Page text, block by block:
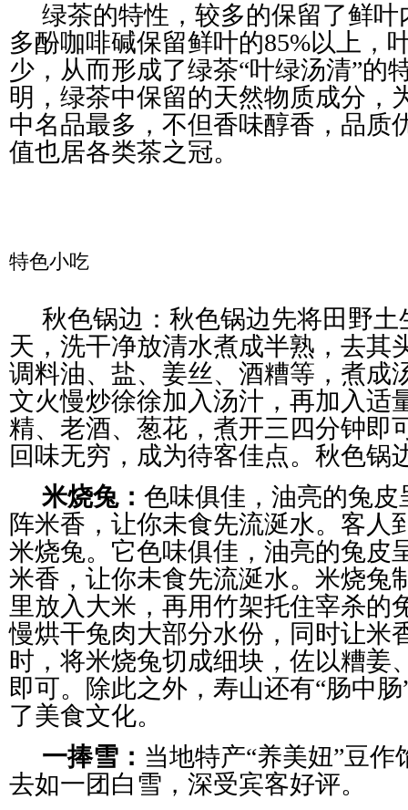
绿茶的特性，较多的保留了鲜
多酚咖啡碱保留鲜叶的85%以上，
少，从而形成了绿茶“叶绿汤清”的
明，绿茶中保留的天然物质成分，
中名品最多，不但香味醇香，品质
值也居各类茶之冠。
特色小吃
秋色锅边：秋色锅边先将田野
天，洗干净放清水煮成半熟，去其
调料油、盐、姜丝、酒糟等，煮成
文火慢炒徐徐加入汤汁，再加入适
精、老酒、葱花，煮开三四分钟即
回味无穷，成为待客佳点。秋色锅
米烧兔： 色味俱佳，油亮的兔
阵米香，让你未食先流涎水。客人
米烧兔。它色味俱佳，油亮的兔皮
米香，让你未食先流涎水。米烧兔
里放入大米，再用竹架托住宰杀的
慢烘干兔肉大部分水份，同时让米
时，将米烧兔切成细块，佐以糟姜
即可。除此之外，寿山还有“肠中
了美食文化。
一捧雪： 当地特产“养美妞”豆
去如一团白雪，深受宾客好评。